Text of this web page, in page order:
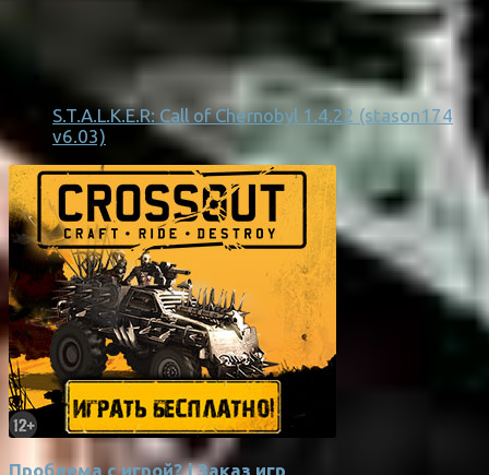
S.T.A.L.K.E.R: Call of Chernobyl 1.4.22 (stason174
v6.03)
Проблема с игрой? | Заказ игр